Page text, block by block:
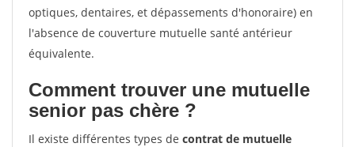
optiques, dentaires, et dépassements d'honoraire) en
l'absence de couverture mutuelle santé antérieur
équivalente.
Comment trouver une mutuelle
senior pas chère ?
Il existe différentes types de contrat de mutuelle